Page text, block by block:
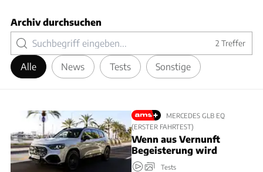
Archiv durchsuchen
2 Treffer
Alle News Tests Sonstige
MERCEDES GLB EQ
(ERSTER FAHRTEST)
Wenn aus Vernunft
Begeisterung wird
Tests